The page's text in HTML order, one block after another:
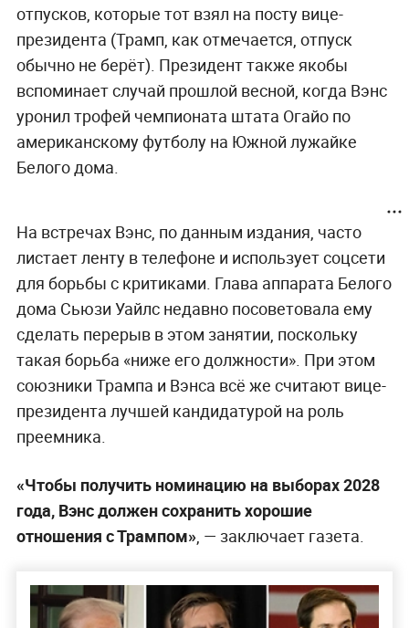
отпусков, которые тот взял на посту вице-
президента (Трамп, как отмечается, отпуск
обычно не берёт). Президент также якобы
вспоминает случай прошлой весной, когда Вэнс
уронил трофей чемпионата штата Огайо по
американскому футболу на Южной лужайке
Белого дома.
На встречах Вэнс, по данным издания, часто
листает ленту в телефоне и использует соцсети
для борьбы с критиками. Глава аппарата Белого
дома Сьюзи Уайлс недавно посоветовала ему
сделать перерыв в этом занятии, поскольку
такая борьба «ниже его должности». При этом
союзники Трампа и Вэнса всё же считают вице-
президента лучшей кандидатурой на роль
преемника.
«Чтобы получить номинацию на выборах 2028
года, Вэнс должен сохранить хорошие
отношения с Трампом», — заключает газета.